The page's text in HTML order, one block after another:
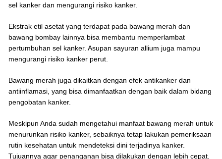
sel kanker dan mengurangi risiko kanker.
Ekstrak etil asetat yang terdapat pada bawang merah dan
bawang bombay lainnya bisa membantu memperlambat
pertumbuhan sel kanker. Asupan sayuran allium juga mampu
mengurangi risiko kanker perut.
Bawang merah juga dikaitkan dengan efek antikanker dan
antiinflamasi, yang bisa dimanfaatkan dengan baik dalam bidang
pengobatan kanker.
Meskipun Anda sudah mengetahui manfaat bawang merah untuk
menurunkan risiko kanker, sebaiknya tetap lakukan pemeriksaan
rutin kesehatan untuk mendeteksi dini terjadinya kanker.
Tujuannya agar penanganan bisa dilakukan dengan lebih cepat.